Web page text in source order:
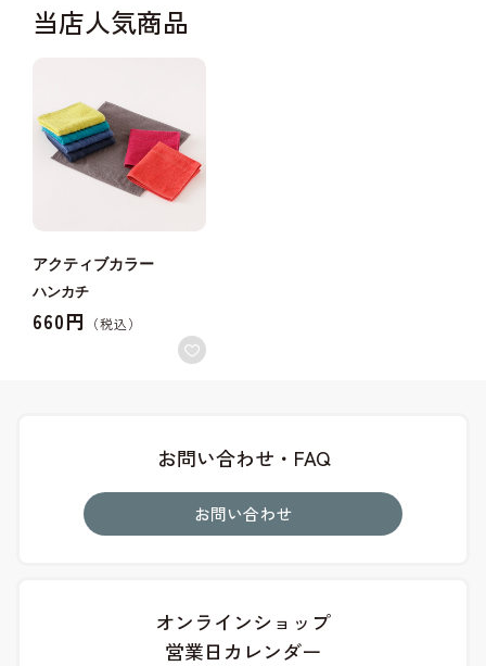
当店人気商品
アクティブカラー
ハンカチ
660円
お問い合わせ・FAQ
お問い合わせ
オンラインショップ
営業日カレンダー